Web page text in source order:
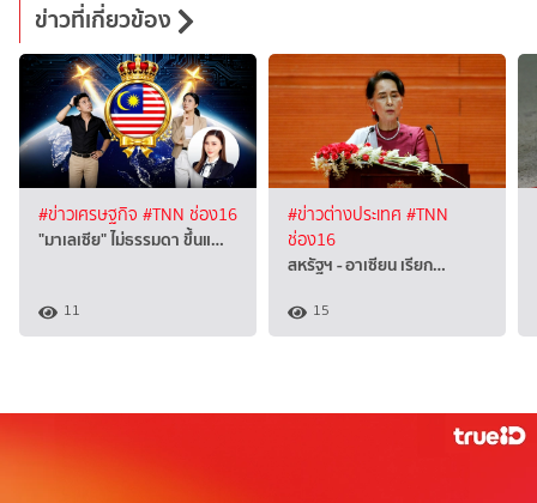
ข่าวที่เกี่ยวข้อง
#ข่าวเศรษฐกิจ #TNN ช่อง16
"มาเลเซีย" ไม่ธรรมดา ขึ้นแ…
11
#ข่าวต่างประเทศ #TNN
ช่อง16
สหรัฐฯ - อาเซียน เรียก…
15